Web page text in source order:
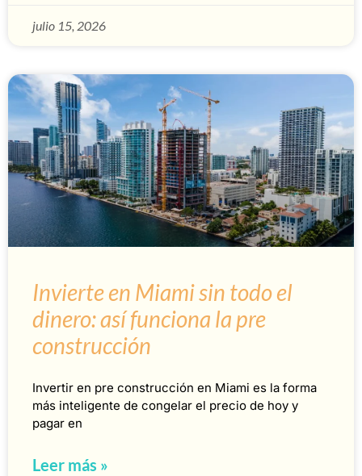
julio 15, 2026
Invierte en Miami sin todo el
dinero: así funciona la pre
construcción
Invertir en pre construcción en Miami es la forma
más inteligente de congelar el precio de hoy y
pagar en
Leer más »